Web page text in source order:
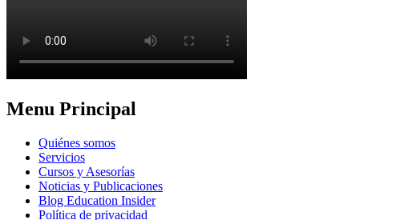
Menu Principal
Quiénes somos
Servicios
Cursos y Asesorías
Noticias y Publicaciones
Blog Education Insider
Política de privacidad